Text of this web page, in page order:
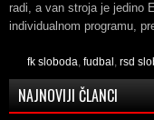
radi, a van stroja je jedino
individualnom programu,
fk sloboda, fudbal , rsd
NAJNOVIJI ČLANCI